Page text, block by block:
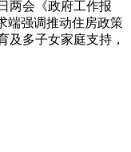
两会《政府工作报
端强调推动住房政策
及多子女家庭支持，